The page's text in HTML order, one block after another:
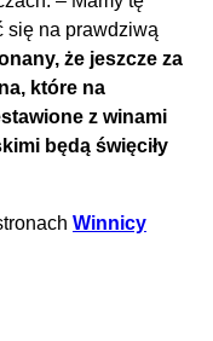
się na prawdziwą
że jeszcze za
które na
z winami
będą święciły
Winnicy